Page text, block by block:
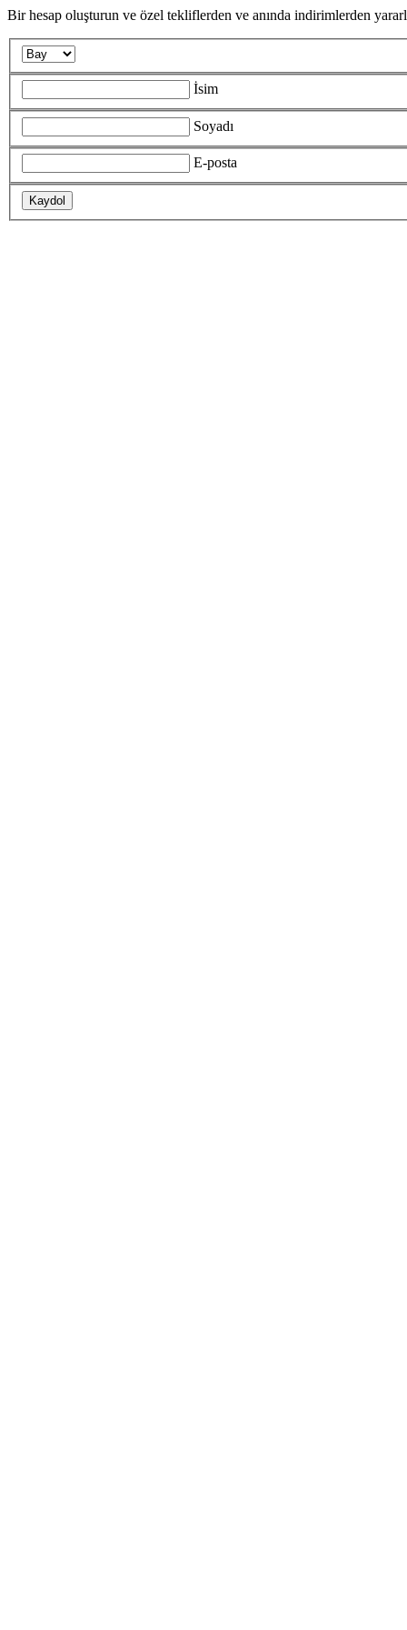
Bir hesap oluşturun ve özel tekliflerden ve anında indirimlerden
İsim
Soyadı
E-posta
Kaydol